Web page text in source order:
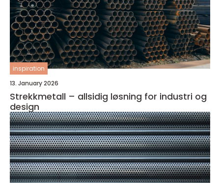
inspiration
13. January 2026
Strekkmetall – allsidig løsning for industri og
design